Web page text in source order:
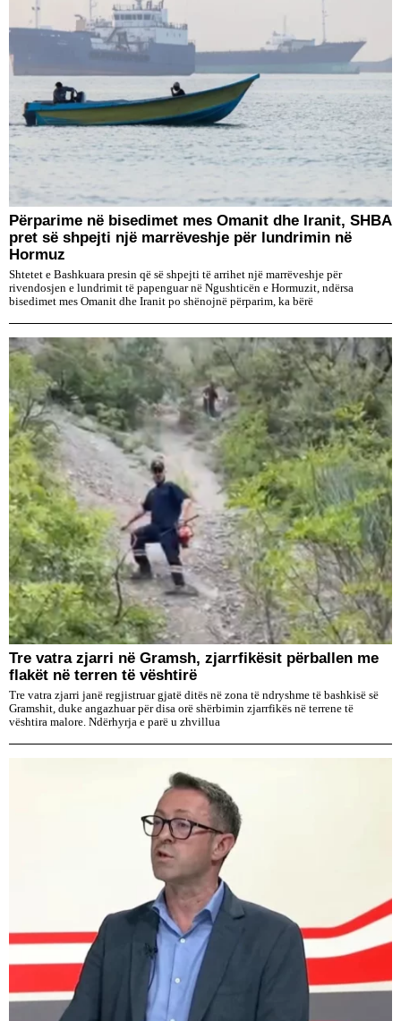
Përparime në bisedimet mes Omanit dhe Iranit, SHBA
pret së shpejti një marrëveshje për lundrimin në
Hormuz
Shtetet e Bashkuara presin që së shpejti të arrihet një marrëveshje për
rivendosjen e lundrimit të papenguar në Ngushticën e Hormuzit, ndërsa
bisedimet mes Omanit dhe Iranit po shënojnë përparim, ka bërë
Tre vatra zjarri në Gramsh, zjarrfikësit përballen me
flakët në terren të vështirë
Tre vatra zjarri janë regjistruar gjatë ditës në zona të ndryshme të bashkisë së
Gramshit, duke angazhuar për disa orë shërbimin zjarrfikës në terrene të
vështira malore. Ndërhyrja e parë u zhvillua